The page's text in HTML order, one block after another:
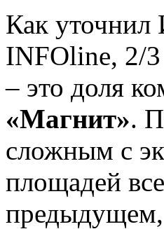
Как уточнил
INFOline, 2/
– это доля
«Магнит».
сложным с
площадей